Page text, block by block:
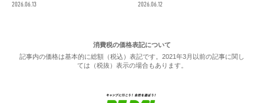
2026.06.13 2026.06.12
消費税の価格表記について
記事内の価格は基本的に総額（税込）表記です。2021年3月以前の記事に関し
ては（税抜）表示の場合もあります。